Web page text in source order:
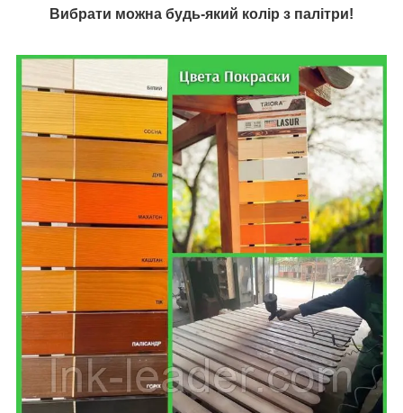
Вибрати можна будь-який колір з палітри!